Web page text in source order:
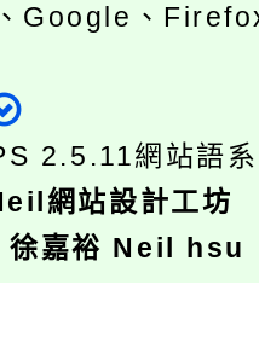
Google、
2.5.11網站語
網站設計工坊
徐嘉裕 Neil hsu